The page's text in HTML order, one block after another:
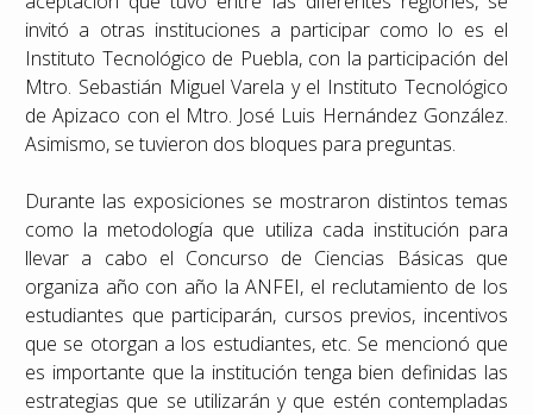
invitó a otras instituciones a participar como lo es el
Instituto Tecnológico de Puebla, con la participación del
Mtro. Sebastián Miguel Varela y el Instituto Tecnológico
de Apizaco con el Mtro. José Luis Hernández González.
Asimismo, se tuvieron dos bloques para preguntas.
Durante las exposiciones se mostraron distintos temas
como la metodología que utiliza cada institución para
llevar a cabo el Concurso de Ciencias Básicas que
organiza año con año la ANFEI, el reclutamiento de los
estudiantes que participarán, cursos previos, incentivos
que se otorgan a los estudiantes, etc. Se mencionó que
es importante que la institución tenga bien definidas las
estrategias que se utilizarán y que estén contempladas